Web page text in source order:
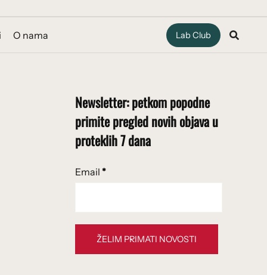
O nama Lab Club
Newsletter: petkom popodne
primite pregled novih objava u
proteklih 7 dana
Email *